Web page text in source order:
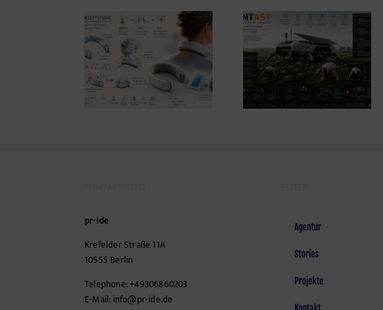
ANTAST
Warum die
Energiewende auf dem
Acker nicht im
Motorraum beginnt
pr-ide
Krefelder Straße 11A
10555 Berlin
Telephone:+49306860203
E-Mail: info@pr-ide.de
Agentur
Stories
Projekte
Kontakt